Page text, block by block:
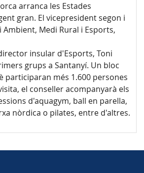
arranca les Estades
gran. El vicepresident segon i
Ambient, Medi Rural i Esports,
insular d'Esports, Toni
grups a Santanyí. Un bloc
participaran més 1.600 persones
el conseller acompanyarà els
d'aquagym, ball en parella,
nòrdica o pilates, entre d'altres.